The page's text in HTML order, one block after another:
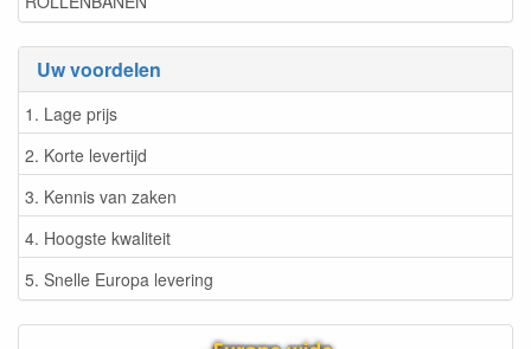
Uw voordelen
1. Lage prijs
2. Korte levertijd
3. Kennis van zaken
4. Hoogste kwaliteit
5. Snelle Europa levering